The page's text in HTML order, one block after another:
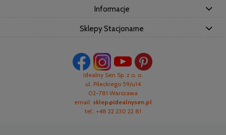
Informacje
Sklepy Stacjonarne
Idealny Sen Sp. z o. o.
ul. Pileckiego 59/u14
02-781 Warszawa
email: sklep@idealnysen.pl
tel.: +48 22 230 22 81